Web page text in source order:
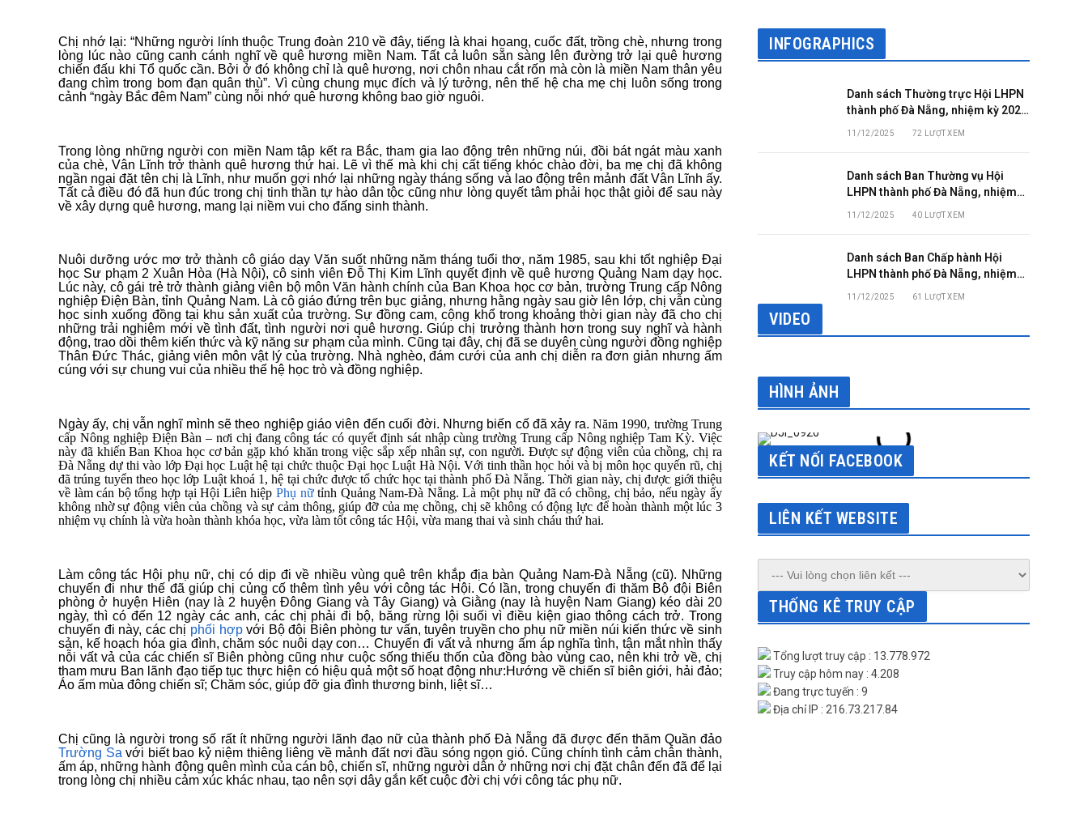
Chị nhớ lại: “Những người lính thuộc Trung đoàn 210 về đây, tiếng là khai hoang, cuốc đất, trồng chè, nhưng trong
lòng lúc nào cũng canh cánh nghĩ về quê hương miền Nam. Tất cả luôn sẵn sàng lên đường trở lại quê hương
chiến đấu khi Tổ quốc cần. Bởi ở đó không chỉ là quê hương, nơi chôn nhau cắt rốn mà còn là miền Nam thân yêu
đang chìm trong bom đạn quân thù”. Vì cùng chung mục đích và lý tưởng, nên thế hệ cha mẹ chị luôn sống trong
cảnh “ngày Bắc đêm Nam” cùng nỗi nhớ quê hương không bao giờ nguôi.
Trong lòng những người con miền Nam tập kết ra Bắc, tham gia lao động trên những núi, đồi bát ngát màu xanh
của chè, Vân Lĩnh trở thành quê hương thứ hai. Lẽ vì thế mà khi chị cất tiếng khóc chào đời, ba mẹ chị đã không
ngần ngại đặt tên chị là Lĩnh, như muốn gợi nhớ lại những ngày tháng sống và lao động trên mảnh đất Vân Lĩnh ấy.
Tất cả điều đó đã hun đúc trong chị tinh thần tự hào dân tộc cũng như lòng quyết tâm phải học thật giỏi để sau này
về xây dựng quê hương, mang lại niềm vui cho đấng sinh thành.
Nuôi dưỡng ước mơ trở thành cô giáo dạy Văn suốt những năm tháng tuổi thơ, năm 1985, sau khi tốt nghiệp Đại
học Sư phạm 2 Xuân Hòa (Hà Nội), cô sinh viên Đỗ Thị Kim Lĩnh quyết định về quê hương Quảng Nam dạy học.
Lúc này, cô gái trẻ trở thành giảng viên bộ môn Văn hành chính của Ban Khoa học cơ bản, trường Trung cấp Nông
nghiệp Điện Bàn, tỉnh Quảng Nam. Là cô giáo đứng trên bục giảng, nhưng hằng ngày sau giờ lên lớp, chị vẫn cùng
học sinh xuống đồng tại khu sản xuất của trường. Sự đồng cam, cộng khổ trong khoảng thời gian này đã cho chị
những trải nghiệm mới về tình đất, tình người nơi quê hương. Giúp chị trưởng thành hơn trong suy nghĩ và hành
động, trao dồi thêm kiến thức và kỹ năng sư phạm của mình. Cũng tại đây, chị đã se duyên cùng người đồng nghiệp
Thân Đức Thác, giảng viên môn vật lý của trường. Nhà nghèo, đám cưới của anh chị diễn ra đơn giản nhưng ấm
cúng với sự chung vui của nhiều thế hệ học trò và đồng nghiệp.
Ngày ấy, chị vẫn nghĩ mình sẽ theo nghiệp giáo viên đến cuối đời. Nhưng biến cố đã xảy ra. Năm 1990, trường Trung
cấp Nông nghiệp Điện Bàn – nơi chị đang công tác có quyết định sát nhập cùng trường Trung cấp Nông nghiệp Tam Kỳ. Việc
này đã khiến Ban Khoa học cơ bản gặp khó khăn trong việc sắp xếp nhân sự, con người. Được sự động viên của chồng, chị ra
Đà Nẵng dự thi vào lớp Đại học Luật hệ tại chức thuộc Đại học Luật Hà Nội. Với tinh thần học hỏi và bị môn học quyến rũ, chị
đã trúng tuyển theo học lớp Luật khoá 1, hệ tại chức được tổ chức học tại thành phố Đà Nẵng. Thời gian này, chị được giới thiệu
về làm cán bộ tổng hợp tại Hội Liên hiệp Phụ nữtỉnh Quảng Nam-Đà Nẵng. Là một phụ nữ đã có chồng, chị bảo, nếu ngày ấy
không nhờ sự động viên của chồng và sự cảm thông, giúp đỡ của mẹ chồng, chị sẽ không có động lực để hoàn thành một lúc 3
nhiệm vụ chính là vừa hoàn thành khóa học, vừa làm tốt công tác Hội, vừa mang thai và sinh cháu thứ hai.
Làm công tác Hội phụ nữ, chị có dịp đi về nhiều vùng quê trên khắp địa bàn Quảng Nam-Đà Nẵng (cũ). Những
chuyến đi như thế đã giúp chị củng cố thêm tình yêu với công tác Hội. Có lần, trong chuyến đi thăm Bộ đội Biên
phòng ở huyện Hiên (nay là 2 huyện Đông Giang và Tây Giang) và Giằng (nay là huyện Nam Giang) kéo dài 20
ngày, thì có đến 12 ngày các anh, các chị phải đi bộ, băng rừng lội suối vì điều kiện giao thông cách trở. Trong
chuyến đi này, các chị phối hợpvới Bộ đội Biên phòng tư vấn, tuyên truyền cho phụ nữ miền núi kiến thức về sinh
sản, kế hoạch hóa gia đình, chăm sóc nuôi dạy con… Chuyến đi vất vả nhưng ấm áp nghĩa tình, tận mắt nhìn thấy
nỗi vất vả của các chiến sĩ Biên phòng cũng như cuộc sống thiếu thốn của đồng bào vùng cao, nên khi trở về, chị
tham mưu Ban lãnh đạo tiếp tục thực hiện có hiệu quả một số hoạt động như:Hướng về chiến sĩ biên giới, hải đảo;
Áo ấm mùa đông chiến sĩ; Chăm sóc, giúp đỡ gia đình thương binh, liệt sĩ…
Chị cũng là người trong số rất ít những người lãnh đạo nữ của thành phố Đà Nẵng đã được đến thăm Quần đảo
Trường Sa với biết bao kỷ niệm thiêng liêng về mảnh đất nơi đầu sóng ngọn gió. Cũng chính tình cảm chân thành,
ấm áp, những hành động quên mình của cán bộ, chiến sĩ, những người dân ở những nơi chị đặt chân đến đã để lại
trong lòng chị nhiều cảm xúc khác nhau, tạo nên sợi dây gắn kết cuộc đời chị với công tác phụ nữ.
INFOGRAPHICS
Danh sách Thường trực Hội LHPN
thành phố Đà Nẵng, nhiệm kỳ 2025
11/12/2025 72 LƯỢT XEM
Danh sách Ban Thường vụ Hội
LHPN thành phố Đà Nẵng, nhiệm
11/12/2025 40 LƯỢT XEM
Danh sách Ban Chấp hành Hội
LHPN thành phố Đà Nẵng, nhiệm
11/12/2025 61 LƯỢT XEM
VIDEO
HÌNH ẢNH
KẾT NỐI FACEBOOK
LIÊN KẾT WEBSITE
THỐNG KÊ TRUY CẬP
Tổng lượt truy cập : 13.778.972
Truy cập hôm nay : 4.208
Đang trực tuyến : 9
Địa chỉ IP : 216.73.217.84